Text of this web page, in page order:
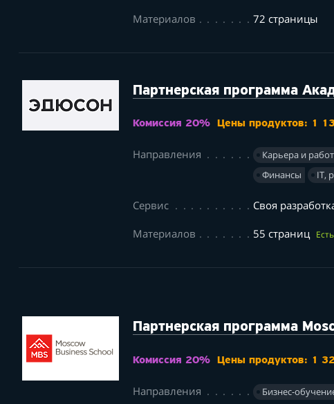
Материалов 72 страницы
Партнерская программа
Комиссия 20% Цены продуктов: 1
Направления Карьера и
Финансы
IT,
Сервис Своя
Материалов 55 страниц
Партнерская программа
Комиссия 20% Цены продуктов: 1
Направления Бизнес-